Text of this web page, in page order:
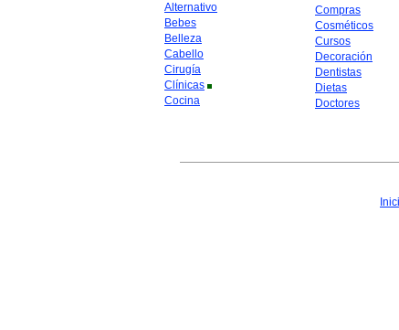
Alternativo
Bebes
Belleza
Cabello
Cirugía
Clínicas
Cocina
Compras
Cosméticos
Cursos
Decoración
Dentistas
Dietas
Doctores